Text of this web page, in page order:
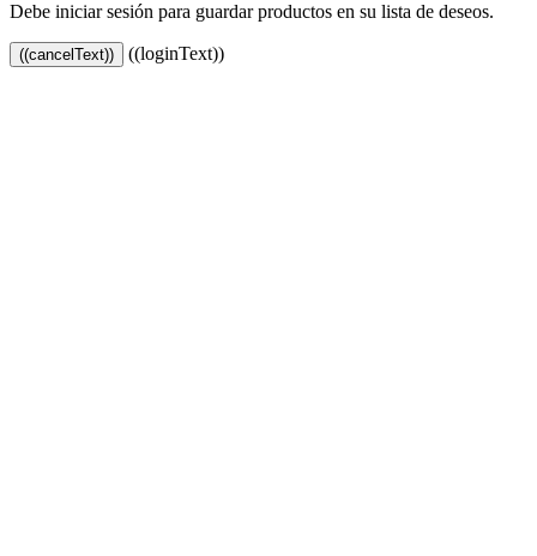
Debe iniciar sesión para guardar productos en su lista de deseos.
((cancelText)) ((loginText))